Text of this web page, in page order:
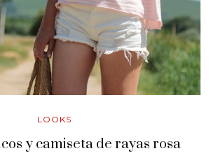
LOOKS
y camiseta de rayas rosa